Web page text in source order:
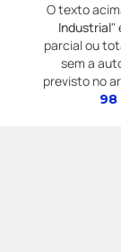
O texto
Industrial"
parcial ou
sem a
previsto no
98